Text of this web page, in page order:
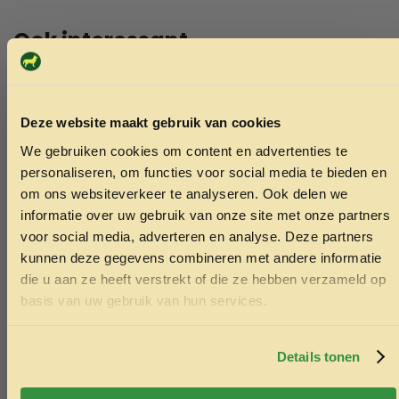
Deze website maakt gebruik van cookies
We gebruiken cookies om content en advertenties te
personaliseren, om functies voor social media te bieden en
om ons websiteverkeer te analyseren. Ook delen we
informatie over uw gebruik van onze site met onze partners
voor social media, adverteren en analyse. Deze partners
kunnen deze gegevens combineren met andere informatie
die u aan ze heeft verstrekt of die ze hebben verzameld op
basis van uw gebruik van hun services.
Details tonen
Ook interessant
Echt de moeite waard!
ONTVANG 5% KORTING OP
JE EERSTE BESTELLING!
Ontvang korting
Door je in te schrijven ga je akkoord met het ontvangen van